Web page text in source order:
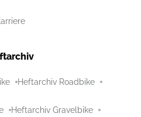
Heftarchiv Roadbike
Heftarchiv Gravelbike